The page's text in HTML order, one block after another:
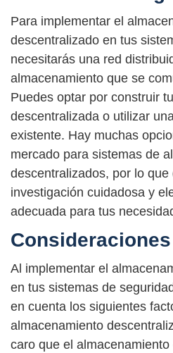
Para implementar el
descentralizado en tus
necesitarás una red
almacenamiento que se
Puedes optar por construir
descentralizada o utilizar
existente. Hay muchas
mercado para sistemas de
descentralizados, por lo
investigación cuidadosa y
adecuada para tus
Al implementar el
en tus sistemas de
en cuenta los siguientes
almacenamiento
caro que el